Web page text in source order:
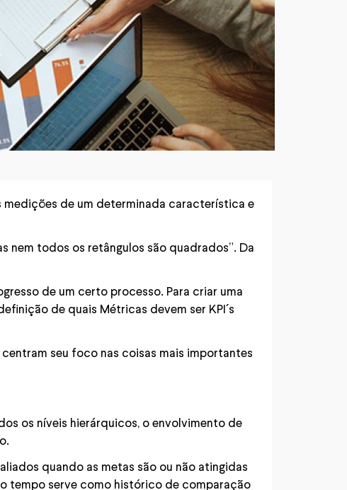
medições de um determinada característica e
nem todos os retângulos são quadrados”. Da
de um certo processo. Para criar uma
de quais Métricas devem ser KPI´s
centram seu foco nas coisas mais importantes
os níveis hierárquicos, o envolvimento de
quando as metas são ou não atingidas
tempo serve como histórico de comparação